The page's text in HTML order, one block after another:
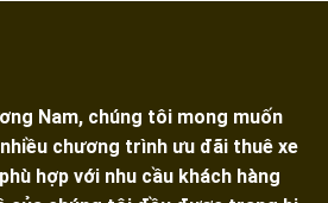
Nam, chúng tôi mong muốn
chương trình ưu đãi thuê xe
hợp với nhu cầu khách hàng